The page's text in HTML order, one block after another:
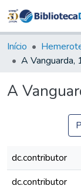
Início
A
dc.contributor
dc.contributor